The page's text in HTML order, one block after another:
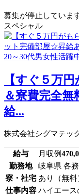
募集が停止していま
スペシャル
【すぐ５万
＆寮費完全
給...
株式会社シグマテッ
給与 月収例
勤務地
岐阜県 各
寮・社宅 あり（無料
仕事内容 ハイエース